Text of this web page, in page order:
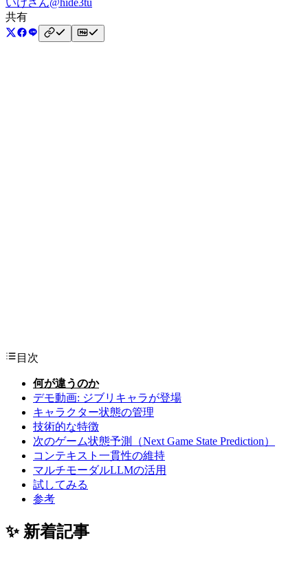
共有
目次
何が違うのか
デモ動画: ジブリキャラが登場
キャラクター状態の管理
技術的な特徴
次のゲーム状態予測（Next Game State Prediction）
コンテキスト一貫性の維持
マルチモーダルLLMの活用
試してみる
参考
✨ 新着記事